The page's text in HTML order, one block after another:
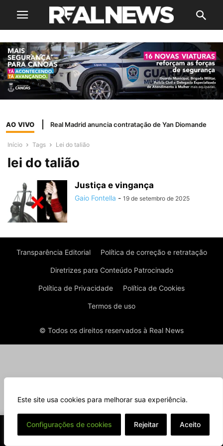
Este site usa cookies para melhorar sua experiência.
Configurações de cookies Rejeitar Aceito
AO VIVO Real Madrid anuncia contratação de Yan Diomande
Início Tags Lei do talião
lei do talião
Justiça e vingança
Gaio Fontella - 19 de setembro de 2025
Transparência Editorial Política de correção e retratação
Diretrizes para Conteúdo Patrocinado
Política de Privacidade Política de Cookies
Termos de uso
© Todos os direitos reservados à Real News